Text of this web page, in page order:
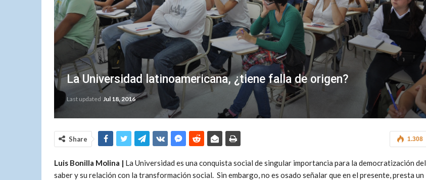
La Universidad latinoamericana, ¿tiene falla de origen?
Last updated Jul 18, 2016
1.308
Share
Luis Bonilla Molina | La Universidad es una conquista social de singular importancia para la democratización del
saber y su relación con la transformación social. Sin embargo, no es osado señalar que en el presente, presta un